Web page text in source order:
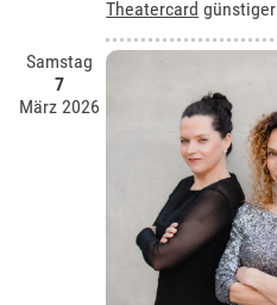
Theatercard günstiger
Samstag
7
März 2026